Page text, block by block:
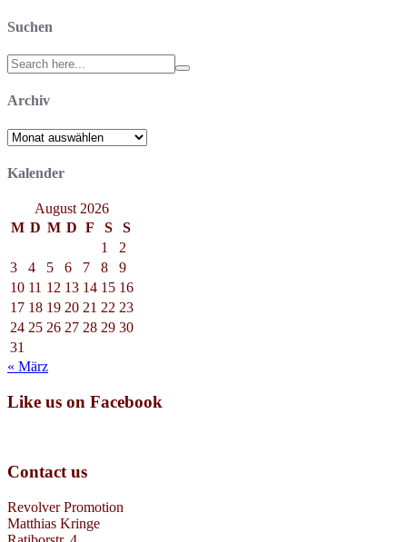
Suchen
Search
for:
Archiv
Archiv
Kalender
August 2026
M D M D F S
S
1
2
3
4 5 6 7 8
9
10 11 12 13 14 15 16
17 18 19 20 21 22 23
24 25 26 27 28 29 30
31
« März
Like us on Facebook
Contact us
Revolver Promotion
Matthias Kringe